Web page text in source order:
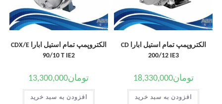
الکتروپمپ تمام استیل ابارا CD
200/12 IE3
تومان18,330,000
افزودن به سبد خرید
الکتروپمپ تمام استیل ابارا CDX/E
90/10 T IE2
تومان13,300,000
افزودن به سبد خرید